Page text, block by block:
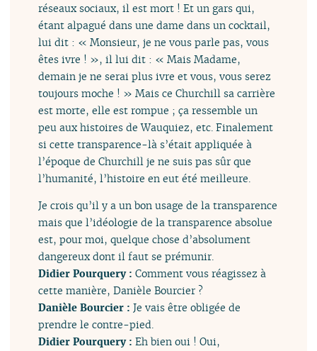
réseaux sociaux, il est mort ! Et un gars qui,
étant alpagué dans une dame dans un cocktail,
lui dit : « Monsieur, je ne vous parle pas, vous
êtes ivre ! », il lui dit : « Mais Madame,
demain je ne serai plus ivre et vous, vous serez
toujours moche ! » Mais ce Churchill sa carrière
est morte, elle est rompue ; ça ressemble un
peu aux histoires de Wauquiez, etc. Finalement
si cette transparence-là s’était appliquée à
l’époque de Churchill je ne suis pas sûr que
l’humanité, l’histoire en eut été meilleure.
Je crois qu’il y a un bon usage de la transparence
mais que l’idéologie de la transparence absolue
est, pour moi, quelque chose d’absolument
dangereux dont il faut se prémunir.
Didier Pourquery :Comment vous réagissez à
cette manière, Danièle Bourcier ?
Danièle Bourcier :Je vais être obligée de
prendre le contre-pied.
Didier Pourquery :Eh bien oui ! Oui,